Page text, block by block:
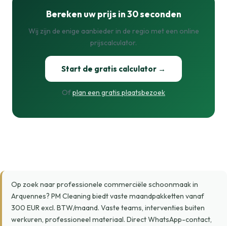
Bereken uw prijs in 30 seconden
Wij zijn de enige aanbieder in de regio met een online
prijscalculator.
Start de gratis calculator →
Ofplan een gratis plaatsbezoek
Op zoek naar professionele commerciële schoonmaak in
Arquennes? PM Cleaning biedt vaste maandpakketten vanaf
300 EUR excl. BTW/maand. Vaste teams, interventies buiten
werkuren, professioneel materiaal. Direct WhatsApp-contact,